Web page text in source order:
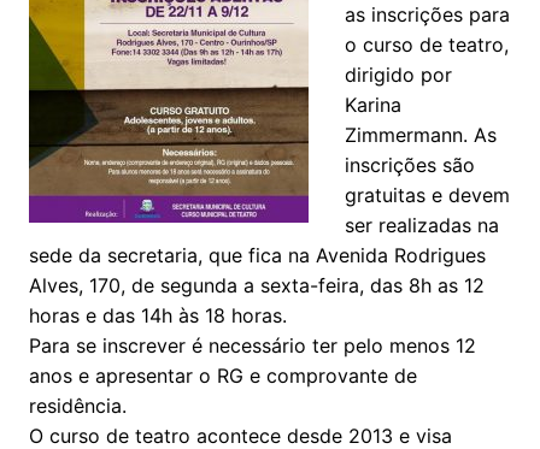
as inscrições para
o curso de teatro,
dirigido por
Karina
Zimmermann. As
inscrições são
gratuitas e devem
ser realizadas na
sede da secretaria, que fica na Avenida Rodrigues
Alves, 170, de segunda a sexta-feira, das 8h as 12
horas e das 14h às 18 horas.
Para se inscrever é necessário ter pelo menos 12
anos e apresentar o RG e comprovante de
residência.
O curso de teatro acontece desde 2013 e visa